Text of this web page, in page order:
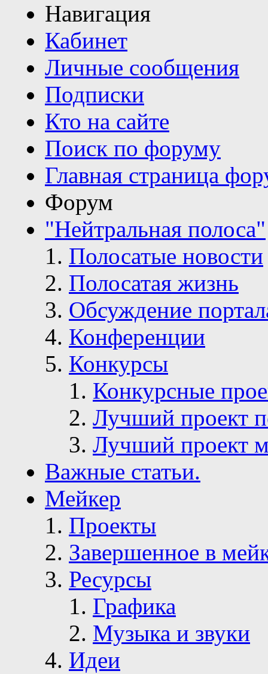
Навигация
Кабинет
Личные сообщения
Подписки
Кто на сайте
Поиск по форуму
Главная страница
Форум
"Нейтральная полоса"
Полосатые новости
Полосатая жизнь
Обсуждение
Конференции
Конкурсы
Конкурсные
Лучший проект
Лучший проект
Важные статьи.
Мейкер
Проекты
Завершенное в
Ресурсы
Графика
Музыка и звуки
Идеи